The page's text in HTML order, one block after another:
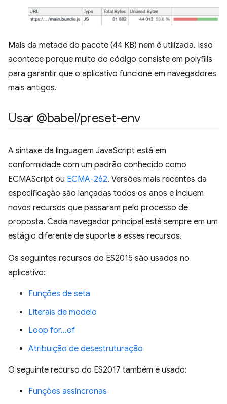
Mais da metade do pacote (44 KB) nem é utilizada. Isso
acontece porque muito do código consiste em polyfills
para garantir que o aplicativo funcione em navegadores
mais antigos.
Usar @babel/preset-env
A sintaxe da linguagem JavaScript está em
conformidade com um padrão conhecido como
ECMAScript ou ECMA-262. Versões mais recentes da
especificação são lançadas todos os anos e incluem
novos recursos que passaram pelo processo de
proposta. Cada navegador principal está sempre em um
estágio diferente de suporte a esses recursos.
Os seguintes recursos do ES2015 são usados no
aplicativo:
Funções de seta
Literais de modelo
Loop for…of
Atribuição de desestruturação
O seguinte recurso do ES2017 também é usado:
Funções assíncronas